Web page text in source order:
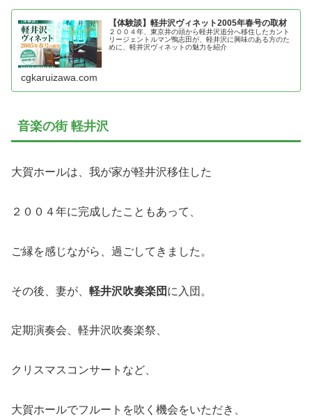
【体験談】軽井沢ヴィネット2005年春号の取材
２００４年、東京井の頭から軽井沢追分へ移住したカント
リージェントルマン鴨志田が、軽井沢に興味のある方のた
めに、軽井沢ヴィネットの魅力を紹介
cgkaruizawa.com
音楽の街 軽井沢
大賀ホールは、我が家が軽井沢移住した
２００４年に完成したこともあって、
ご縁を感じながら、過ごしてきました。
その後、妻が、 軽井沢吹奏楽団 に入団。
定期演奏会、軽井沢吹奏楽祭、
クリスマスコンサートなど、
大賀ホールでフルートを吹く機会をいただき、